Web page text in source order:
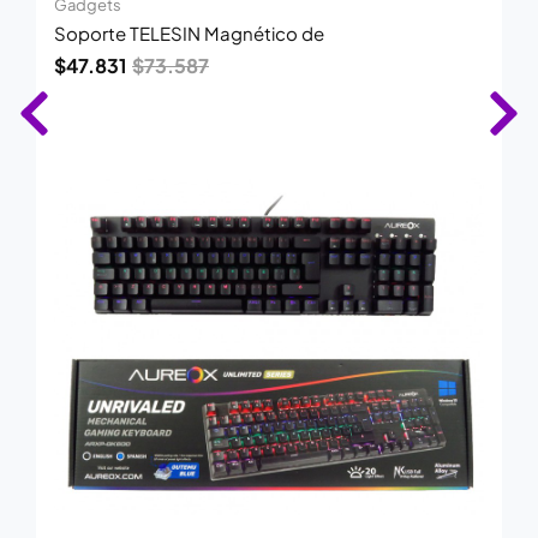
Gadgets
Soporte TELESIN Magnético de
$73.587
$47.831